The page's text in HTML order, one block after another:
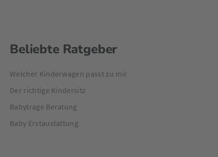
Beliebte Ratgeber
Welcher Kinderwagen passt zu mir
Der richtige Kindersitz
Babytrage Beratung
Baby Erstaustattung